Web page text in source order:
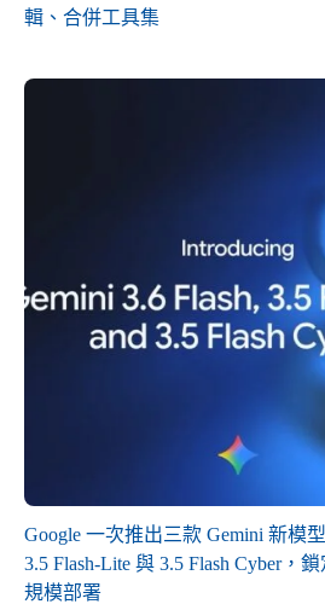
輯、合併工具集
Google 一次推出三款 Gemini 新模型
3.5 Flash-Lite 與 3.5 Flash Cyber，
規模部署